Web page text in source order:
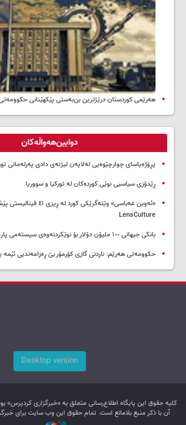
هەرێمی کوردستان درێژترین بن‌بەستی پێکهێنانی حکوومەتی
دوایین‌هەواڵەکان
پڕۆژەیاسای چوارچێوەیی لەلایەن لیژنەی دادی پەرلەمانی
ڕێدۆزی سیاسیی نوێی کوردەکان لە تورکیا و سووریا
«ئەوین عەباسی» وێنەگرێکی کورد
LensCulture
بانکی جیهانی ١٠٠ ملیۆن دۆلار بۆ نوێکردنەوەی سیستەمی پارەی سووریا تەرخان دەکات
حکوومەتی هەرێم: ناردنی گازی کۆرمۆر بێ ڕەزامەندیی
Desktop version
کليه حقوق اين پایگاه اطلاع‌رسانی متعلق به «خبرگزاری کردپرس»
آن با ذکر منبع بلامانع است. تمام حقوق این وب سایت برای